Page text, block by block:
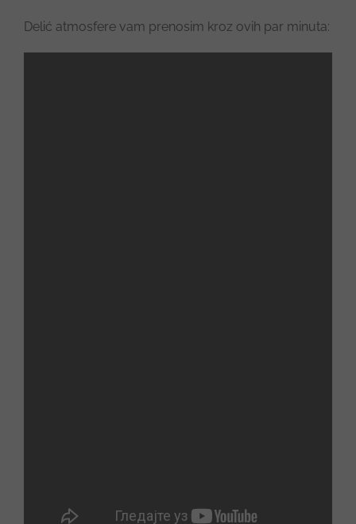
Delić atmosfere vam prenosim kroz ovih par minuta: